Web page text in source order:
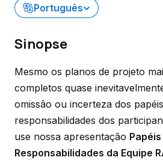
Português
Sinopse
Mesmo os planos de projeto
completos quase
omissão ou incerteza dos
responsabilidades dos
use nossa apresentação Papéis
Responsabilidades da Equipe